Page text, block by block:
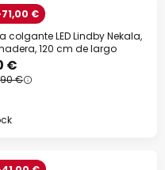
71,00 €
colgante LED Lindby Nekala,
120 cm de largo
€
€